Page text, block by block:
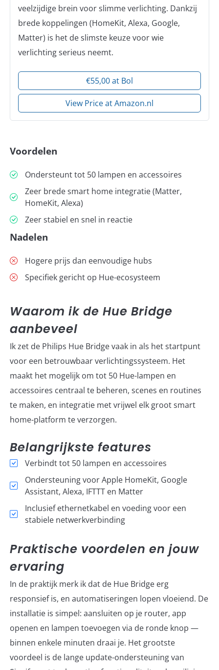
veelzijdige brein voor slimme verlichting. Dankzij
brede koppelingen (HomeKit, Alexa, Google,
Matter) is het de slimste keuze voor wie
verlichting serieus neemt.
€55,00 at Bol
View Price at Amazon.nl
Voordelen
Ondersteunt tot 50 lampen en accessoires
Zeer brede smart home integratie (Matter,
HomeKit, Alexa)
Zeer stabiel en snel in reactie
Nadelen
Hogere prijs dan eenvoudige hubs
Specifiek gericht op Hue-ecosysteem
Waarom ik de Hue Bridge
aanbeveel
Ik zet de Philips Hue Bridge vaak in als het startpunt
voor een betrouwbaar verlichtingssysteem. Het
maakt het mogelijk om tot 50 Hue-lampen en
accessoires centraal te beheren, scenes en routines
te maken, en integratie met vrijwel elk groot smart
home-platform te verzorgen.
Belangrijkste features
Verbindt tot 50 lampen en accessoires
Ondersteuning voor Apple HomeKit, Google
Assistant, Alexa, IFTTT en Matter
Inclusief ethernetkabel en voeding voor een
stabiele netwerkverbinding
Praktische voordelen en jouw
ervaring
In de praktijk merk ik dat de Hue Bridge erg
responsief is, en automatiseringen lopen vloeiend. De
installatie is simpel: aansluiten op je router, app
openen en lampen toevoegen via de ronde knop —
binnen enkele minuten draai je. Het grootste
voordeel is de lange update-ondersteuning van